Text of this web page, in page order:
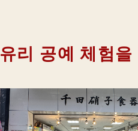
유리 공예 체험